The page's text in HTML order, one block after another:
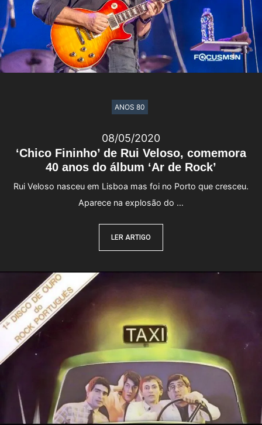
‘Chico Fininho’ de Rui Veloso, comemora
40 anos do álbum ‘Ar de Rock’
08/05/2020
Rui Veloso nasceu em Lisboa mas foi no Porto que cresceu.
Aparece na explosão do …
LER ARTIGO
ANOS 80